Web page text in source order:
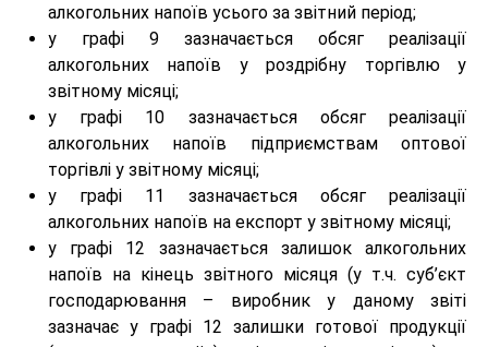
алкогольних напоїв усього за звітний період;
у графі 9 зазначається обсяг реалізації
алкогольних напоїв у роздрібну торгівлю у
звітному місяці;
у графі 10 зазначається обсяг реалізації
алкогольних напоїв підприємствам оптової
торгівлі у звітному місяці;
у графі 11 зазначається обсяг реалізації
алкогольних напоїв на експорт у звітному місяці;
у графі 12 зазначається залишок алкогольних
напоїв на кінець звітного місяця (у т.ч. суб’єкт
господарювання – виробник у даному звіті
зазначає у графі 12 залишки готової продукції